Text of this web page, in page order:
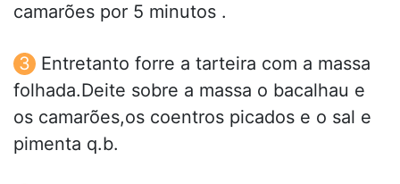
camarões por 5 minutos .
Entretanto forre a tarteira com a massa
folhada.Deite sobre a massa o bacalhau e
os camarões,os coentros picados e o sal e
pimenta q.b.